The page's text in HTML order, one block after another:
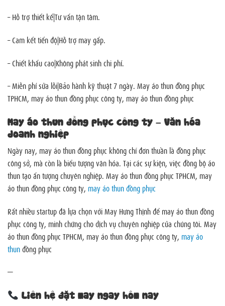
– Hỗ trợ thiết kế|Tư vấn tận tâm.
– Cam kết tiến độ|Hỗ trợ may gấp.
– Chiết khấu cao|Không phát sinh chi phí.
– Miễn phí sửa lỗi|Bảo hành kỹ thuật 7 ngày. May áo thun đồng phục
TPHCM, may áo thun đồng phục công ty, may áo thun đồng phục
May áo thun đồng phục công ty – Văn hóa
doanh nghiệp
Ngày nay, may áo thun đồng phục không chỉ đơn thuần là đồng phục
công sở, mà còn là biểu tượng văn hóa. Tại các sự kiện, việc đồng bộ áo
thun tạo ấn tượng chuyên nghiệp. May áo thun đồng phục TPHCM, may
áo thun đồng phục công ty, may áo thun đồng phục
Rất nhiều startup đã lựa chọn với May Hưng Thịnh để may áo thun đồng
phục công ty, minh chứng cho dịch vụ chuyên nghiệp của chúng tôi. May
áo thun đồng phục TPHCM, may áo thun đồng phục công ty, may áo
thunđồng phục
—
Liên hệ đặt may ngay hôm nay